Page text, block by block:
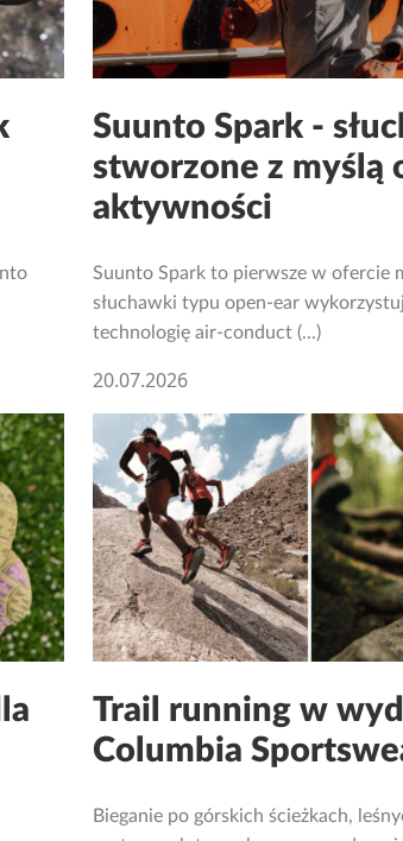
Suunto Spark -
stworzone z myślą
aktywności
Suunto Spark to pierwsze w ofercie
słuchawki typu open-ear
technologię air-conduct (...)
20.07.2026
Trail running w
Columbia
Bieganie po górskich ścieżkach,